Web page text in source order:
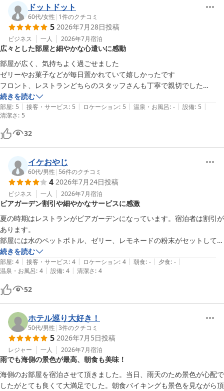
え、ツインルームの広さやベッドの寝心地につきましてもお褒めの
お言葉を賜り、大変光栄に存じます。ごゆっくりお休みいただき、
快適な朝をお迎えいただけたご様子に、スタッフ一同嬉しく拝読い
たしました。
また、朝食やスタッフの対応につきましても温かいお言葉を頂戴
し、心より御礼申し上げます。お客様からのお声は、私どもにとり
まして何よりの励みでございます。
「また利用したい」とのお言葉をいただけましたことを大変嬉しく
受け止めております。今後もより上質で心安らぐご滞在をご提供で
きますよう、サービスの向上に努めてまいります。
再びお目にかかれます日を、スタッフ一同心よりお待ち申し上げて
グリーンヒルホテル尾道
2026-05-25
ドットドット
60代/女性 | 1件のクチコミ
5 2026年7月28日投稿
ビジネス 一人 2026年7月宿泊
広々とした部屋と細やかな心遣いに感動
部屋が広く、気持ちよく過ごせました
ゼリーやお菓子などが毎日置かれていて嬉しかったです
フロント、レストランどちらのスタッフさんも丁寧で親切でした
部屋に絵画があったり、紙コップにイラストが書いてあったりしたこと
も好印象でした
続きを読む
部屋: 5 | 接客・サービス: 5 | ロケーション: 5 | 温泉・お風呂: - | 設備: 5 |
清潔さ: 5
32
イケおやじ
60代/男性 | 56件のクチコミ
4 2026年7月24日投稿
ビジネス 一人 2026年7月宿泊
ビアガーデン割引や細やかなサービスに感激
夏の時期はレストランがビアガーデンになっています。宿泊者は割引が
あります。
部屋には水のペットボトル、ゼリー、レモネードの粉末がセットしてく
れてます。
おもてなしの気持ちを感じます。
広めの部屋で清潔感もいいです。
続きを読む
部屋: 4 | 接客・サービス: 4 | ロケーション: 4 | 朝食: - | 夕食: - |
温泉・お風呂: 4 | 設備: 4 | 清潔さ: 4
52
ホテル巡り大好き！
50代/男性 |3件のクチコミ
5 2026年7月5日投稿
レジャー 一人 2026年7月宿泊
雨でも海側の景色が最高、朝食も美味！
海側のお部屋を宿泊させて頂きました。当日、雨天のため景色が心配で
したがとても良くて大満足でした。朝食バイキングも景色を見ながら頂